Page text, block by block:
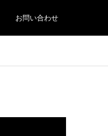
お問い合わせ